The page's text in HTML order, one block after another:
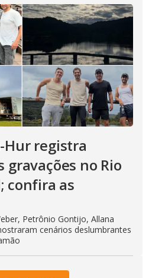
Hur registra
gravações no Rio
confira as
Petrônio Gontijo, Allana
cenários deslumbrantes